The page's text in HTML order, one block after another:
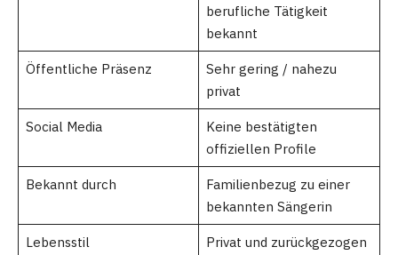
berufliche Tätigkeit
bekannt
Öffentliche Präsenz
Sehr gering / nahezu
privat
Social Media
Keine bestätigten
offiziellen Profile
Bekannt durch
Familienbezug zu einer
bekannten Sängerin
Lebensstil Privat und zurückgezogen